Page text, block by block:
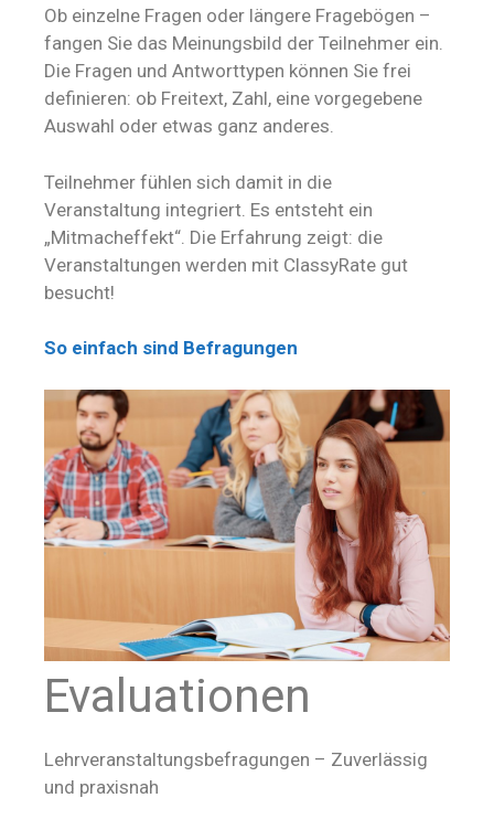
Ob einzelne Fragen oder längere Fragebögen –
fangen Sie das Meinungsbild der Teilnehmer ein.
Die Fragen und Antworttypen können Sie frei
definieren: ob Freitext, Zahl, eine vorgegebene
Auswahl oder etwas ganz anderes.
Teilnehmer fühlen sich damit in die
Veranstaltung integriert. Es entsteht ein
„Mitmacheffekt“. Die Erfahrung zeigt: die
Veranstaltungen werden mit ClassyRate gut
besucht!
So einfach sind Befragungen
Evaluationen
Lehrveranstaltungsbefragungen – Zuverlässig
und praxisnah